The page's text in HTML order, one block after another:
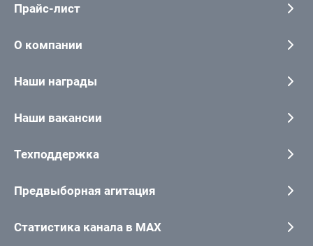
Прайс-лист
О компании
Наши награды
Наши вакансии
Техподдержка
Предвыборная агитация
Статистика канала в MAX